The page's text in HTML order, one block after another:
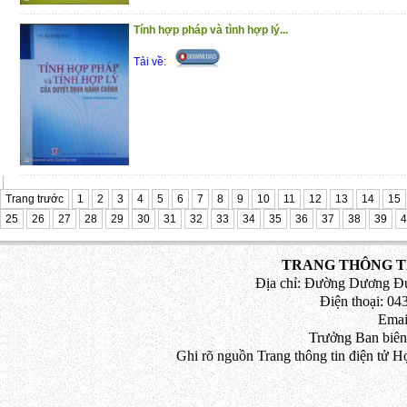
quyền sử dụng đất.
Cầm giữ tài sản – Một biện pháp
Hợp đồng tín dụng và đôi điều cần
Những sai lầm đáng tiếc của
kinh doanh, thương mại.
Có thỏa thuận phạt nhiều lần về
chồng lãi trong hợp đồng vay tài
không?
Một quyết định giám đốc thẩm đã
đường lối giải quyết.
Các vi phạm khi ký kết, thực
sót trong quá trình xét xử.
Quyết định của bản án sơ thẩm
hành được.
Trân trọng giới thiệu đến bạn đọc !
Tính hợp pháp và tình hợp lý...
Tải về:
Trang trước 1 2 3 4 5 6 7 8 9 10 11 12 13 14
15
25
26 27 28 29 30 31 32 33 34 35 36 37 38 39
TRANG THÔNG
Địa chỉ: Đường Dương
Điện thoại:
Trưởng Ban
Ghi rõ nguồn Trang thông tin điện tử